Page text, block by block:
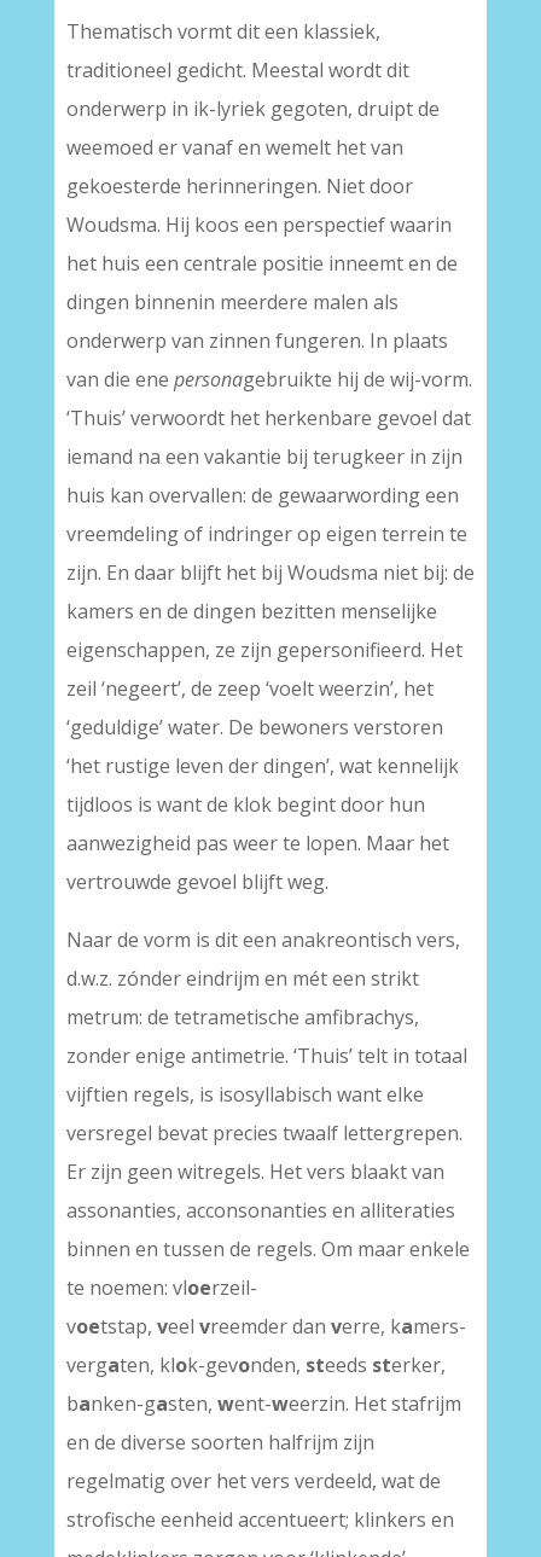
Thematisch vormt dit een klassiek,
traditioneel gedicht. Meestal wordt dit
onderwerp in ik-lyriek gegoten, druipt de
weemoed er vanaf en wemelt het van
gekoesterde herinneringen. Niet door
Woudsma. Hij koos een perspectief waarin
het huis een centrale positie inneemt en de
dingen binnenin meerdere malen als
onderwerp van zinnen fungeren. In plaats
van die ene personagebruikte hij de wij-vorm.
‘Thuis’ verwoordt het herkenbare gevoel dat
iemand na een vakantie bij terugkeer in zijn
huis kan overvallen: de gewaarwording een
vreemdeling of indringer op eigen terrein te
zijn. En daar blijft het bij Woudsma niet bij: de
kamers en de dingen bezitten menselijke
eigenschappen, ze zijn gepersonifieerd. Het
zeil ‘negeert’, de zeep ‘voelt weerzin’, het
‘geduldige’ water. De bewoners verstoren
‘het rustige leven der dingen’, wat kennelijk
tijdloos is want de klok begint door hun
aanwezigheid pas weer te lopen. Maar het
vertrouwde gevoel blijft weg.
Naar de vorm is dit een anakreontisch vers,
d.w.z. zónder eindrijm en mét een strikt
metrum: de tetrametische amfibrachys,
zonder enige antimetrie. ‘Thuis’ telt in totaal
vijftien regels, is isosyllabisch want elke
versregel bevat precies twaalf lettergrepen.
Er zijn geen witregels. Het vers blaakt van
assonanties, acconsonanties en alliteraties
binnen en tussen de regels. Om maar enkele
te noemen: vloerzeil-
voetstap, veel vreemder dan verre, kamers-
vergaten, klok-gevonden, steeds sterker,
banken-gasten, went-weerzin. Het stafrijm
en de diverse soorten halfrijm zijn
regelmatig over het vers verdeeld, wat de
strofische eenheid accentueert; klinkers en